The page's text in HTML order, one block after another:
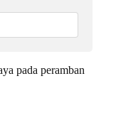
pada peramban